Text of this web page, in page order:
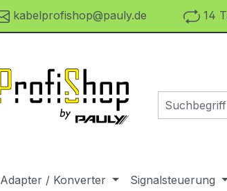
kabelprofishop@pauly.de 14
Adapter / Konverter Signalsteuerung